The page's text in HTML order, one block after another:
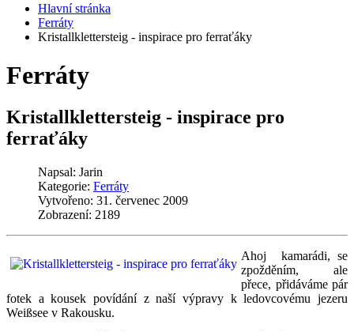
Hlavní stránka
Ferráty
Kristallklettersteig - inspirace pro ferraťáky
Ferráty
Kristallklettersteig - inspirace pro
ferraťáky
Napsal: Jarin
Kategorie: Ferráty
Vytvořeno: 31. červenec 2009
Zobrazení: 2189
Ahoj kamarádi, se
zpožděním, ale
přece, přidáváme pár
fotek a kousek povídání z naší výpravy k ledovcovému jezeru
Weißsee v Rakousku.